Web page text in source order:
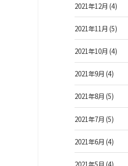
2021年12月 (4)
2021年11月 (5)
2021年10月 (4)
2021年9月 (4)
2021年8月 (5)
2021年7月 (5)
2021年6月 (4)
2021年5月 (4)